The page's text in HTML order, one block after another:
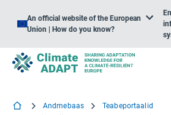
An official website of the European
Union | How do you know?
Andmebaas
Teabeportaalid